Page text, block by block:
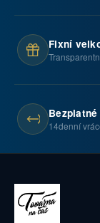
Fixní
14denní